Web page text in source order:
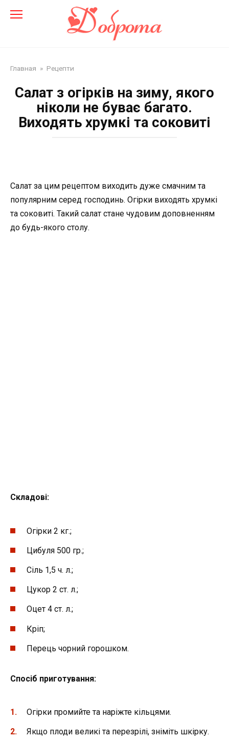
Главная » Рецепти
Салат з огірків на зиму, якого
ніколи не буває багато.
Виходять хрумкі та соковиті
Салат за цим рецептом виходить дуже смачним та
популярним серед господинь. Огірки виходять хрумкі
та соковиті. Такий салат стане чудовим доповненням
до будь-якого столу.
Складові:
Огірки 2 кг.;
Цибуля 500 гр.;
Сіль 1,5 ч. л.;
Цукор 2 ст. л.;
Оцет 4 ст. л.;
Кріп;
Перець чорний горошком.
Спосіб приготування:
Огірки промийте та наріжте кільцями.
Якщо плоди великі та перезрілі, зніміть шкірку.